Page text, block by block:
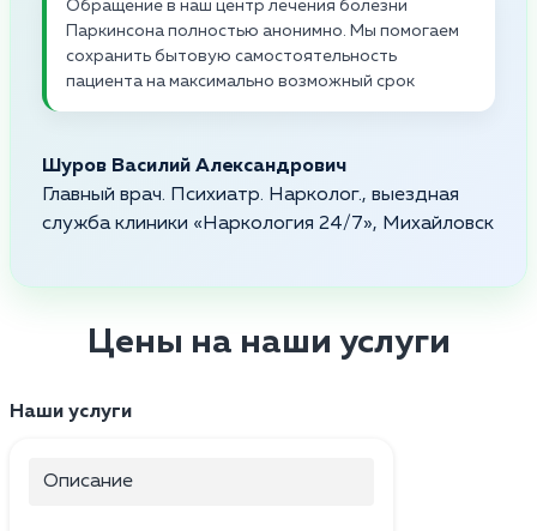
Обращение в наш центр лечения болезни
Паркинсона полностью анонимно. Мы помогаем
сохранить бытовую самостоятельность
пациента на максимально возможный срок
Шуров Василий Александрович
Главный врач. Психиатр. Нарколог., выездная
служба клиники «Наркология 24/7», Михайловск
Цены на наши услуги
Наши услуги
Описание